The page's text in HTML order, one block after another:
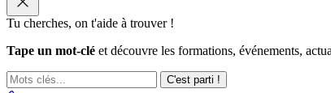
Tu cherches, on t'aide à trouver !
Tape un mot-clé et découvre les formations, événements,
C'est parti !